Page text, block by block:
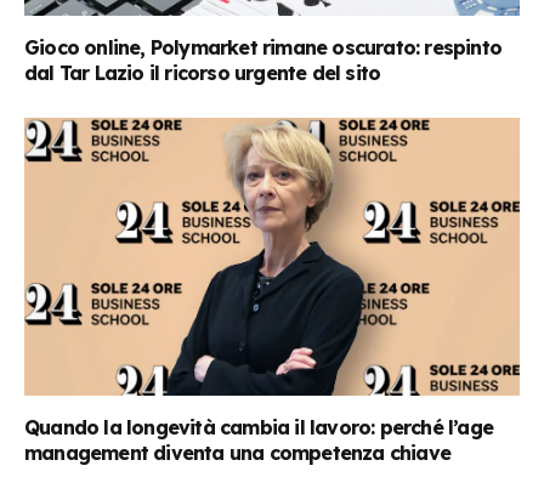
Gioco online, Polymarket rimane oscurato: respinto
dal Tar Lazio il ricorso urgente del sito
Quando la longevità cambia il lavoro: perché l’age
management diventa una competenza chiave